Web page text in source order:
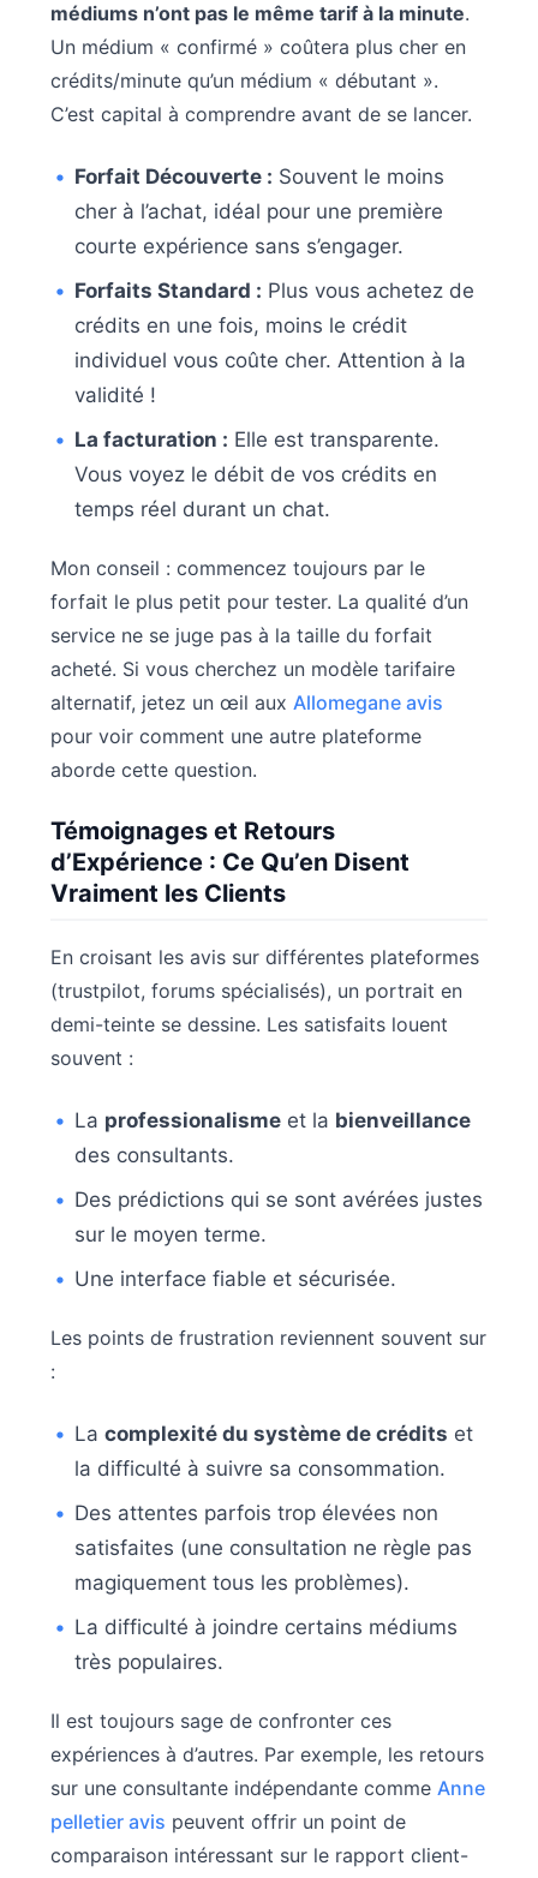
médiums n’ont pas le même tarif à la minute.
Un médium « confirmé » coûtera plus cher en
crédits/minute qu’un médium « débutant ».
C’est capital à comprendre avant de se lancer.
Forfait Découverte : Souvent le moins
cher à l’achat, idéal pour une première
courte expérience sans s’engager.
Forfaits Standard : Plus vous achetez de
crédits en une fois, moins le crédit
individuel vous coûte cher. Attention à la
validité !
La facturation : Elle est transparente.
Vous voyez le débit de vos crédits en
temps réel durant un chat.
Mon conseil : commencez toujours par le
forfait le plus petit pour tester. La qualité d’un
service ne se juge pas à la taille du forfait
acheté. Si vous cherchez un modèle tarifaire
alternatif, jetez un œil aux Allomegane avis
pour voir comment une autre plateforme
aborde cette question.
Témoignages et Retours
d’Expérience : Ce Qu’en Disent
Vraiment les Clients
En croisant les avis sur différentes plateformes
(trustpilot, forums spécialisés), un portrait en
demi-teinte se dessine. Les satisfaits louent
souvent :
La professionalisme et la bienveillance
des consultants.
Des prédictions qui se sont avérées justes
sur le moyen terme.
Une interface fiable et sécurisée.
Les points de frustration reviennent souvent sur
:
La complexité du système de crédits et
la difficulté à suivre sa consommation.
Des attentes parfois trop élevées non
satisfaites (une consultation ne règle pas
magiquement tous les problèmes).
La difficulté à joindre certains médiums
très populaires.
Il est toujours sage de confronter ces
expériences à d’autres. Par exemple, les retours
sur une consultante indépendante comme Anne
pelletier avis peuvent offrir un point de
comparaison intéressant sur le rapport client-